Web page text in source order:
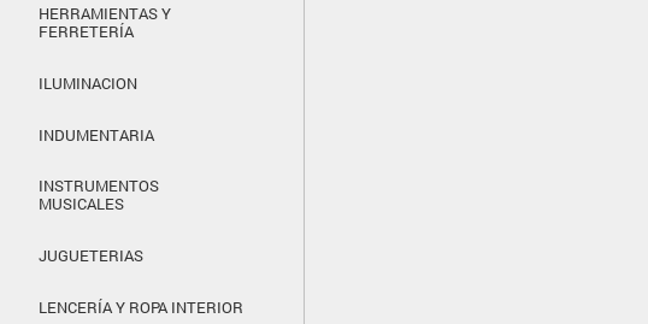
HERRAMIENTAS Y
FERRETERÍA
ILUMINACION
INDUMENTARIA
INSTRUMENTOS
MUSICALES
JUGUETERIAS
LENCERÍA Y ROPA INTERIOR